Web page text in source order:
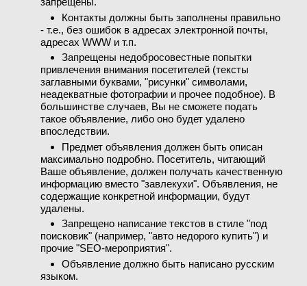
Контакты должны быть заполнены правильно
- т.е., без ошибок в адресах электронной почты,
адресах WWW и т.п.
Запрещены недобросовестные попытки
привлечения внимания посетителей (тексты
заглавными буквами, "рисунки" символами,
неадекватные фотографии и прочее подобное). В
большинстве случаев, Вы не сможете подать
такое объявление, либо оно будет удалено
впоследствии.
Предмет объявления должен быть описан
максимально подробно. Посетитель, читающий
Ваше объявление, должен получать качественную
информацию вместо "завлекухи". Объявления, не
содержащие конкретной информации, будут
удалены.
Запрещено написание текстов в стиле "под
поисковик" (например, "авто недорого купить") и
прочие "SEO-мероприятия".
Объявление должно быть написано русским
языком.